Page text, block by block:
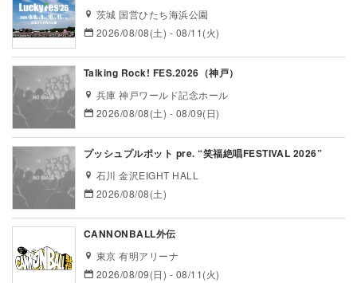
茨城 国営ひたち海浜公園
2026/08/08(土) - 08/11(火)
Talking Rock! FES.2026（神戸）
兵庫 神戸ワールド記念ホール
2026/08/08(土) - 08/09(日)
プッシュプルポット pre. “笑福絶唱FESTIVAL 2026”
石川 金沢EIGHT HALL
2026/08/08(土)
CANNONBALL外伝
東京 有明アリーナ
2026/08/09(日) - 08/11(火)